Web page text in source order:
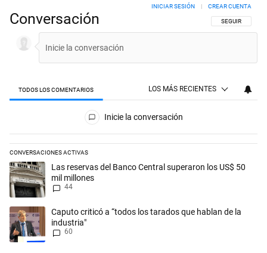
Conversación SIGA ESTA
SEGUIR
INICIAR SESIÓN CREAR CUENTA
TODOS LOS COMENTARIOS LOS MÁS RECIENTES
Todos los comentarios
Inicie la conversación
CONVERSACIONES ACTIVAS
Este listado muestra los artículos con más comentarios en los
Un artículo de tendencia con el título "Las reservas del Banco Central
Las reservas del Banco Central superaron los US$ 50
mil millones
44
Un artículo de tendencia con el título "Caputo criticó a “todos los
Caputo criticó a “todos los tarados que hablan de la
industria"
60